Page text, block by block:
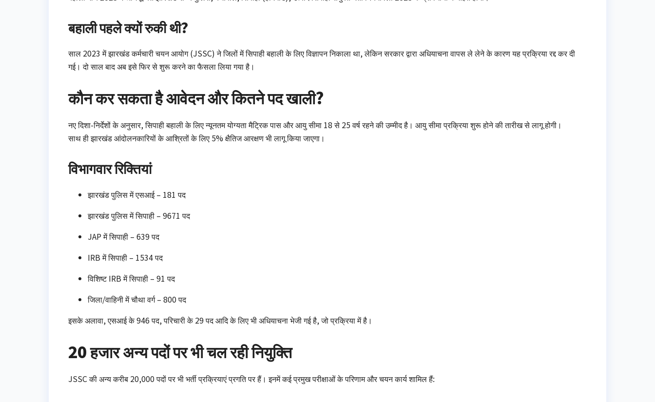
बहाली पहले क्यों रुकी थी?
साल 2023 में झारखंड कर्मचारी चयन आयोग (JSSC) ने जिलों में सिपाही बहाली के लिए विज्ञापन निकाला था, लेकिन सरकार द्वारा अधियाचना वापस ले लेने के कारण यह प्रक्रिया रद्द कर दी
गई। दो साल बाद अब इसे फिर से शुरू करने का फैसला लिया गया है।
कौन कर सकता है आवेदन और कितने पद खाली?
नए दिशा-निर्देशों के अनुसार, सिपाही बहाली के लिए न्यूनतम योग्यता मैट्रिक पास और आयु सीमा 18 से 25 वर्ष रहने की उम्मीद है। आयु सीमा प्रक्रिया शुरू होने की तारीख से लागू होगी।
साथ ही झारखंड आंदोलनकारियों के आश्रितों के लिए 5% क्षैतिज आरक्षण भी लागू किया जाएगा।
विभागवार रिक्तियां
झारखंड पुलिस में एसआई – 181 पद
झारखंड पुलिस में सिपाही – 9671 पद
JAP में सिपाही – 639 पद
IRB में सिपाही – 1534 पद
विशिष्ट IRB में सिपाही – 91 पद
जिला/वाहिनी में चौथा वर्ग – 800 पद
इसके अलावा, एसआई के 946 पद, परिचारी के 29 पद आदि के लिए भी अधियाचना भेजी गई है, जो प्रक्रिया में है।
20 हजार अन्य पदों पर भी चल रही नियुक्ति
JSSC की अन्य करीब 20,000 पदों पर भी भर्ती प्रक्रियाएं प्रगति पर हैं। इनमें कई प्रमुख परीक्षाओं के परिणाम और चयन कार्य शामिल हैं: